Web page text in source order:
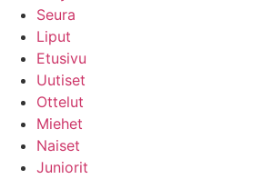
Seura
Liput
Etusivu
Uutiset
Ottelut
Miehet
Naiset
Juniorit